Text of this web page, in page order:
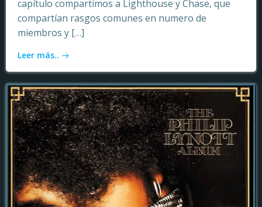
capítulo compartimos a Lighthouse y Chase, que
compartían rasgos comunes en numero de
miembros y […]
Leer más..